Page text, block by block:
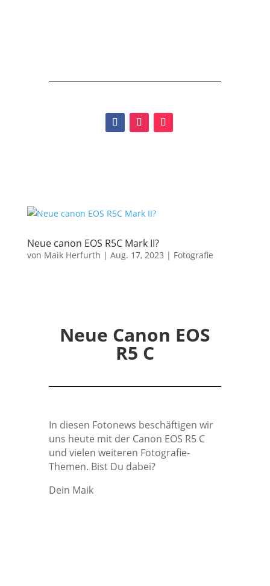
Neue canon EOS R5C Mark II?
von Maik Herfurth | Aug. 17, 2023 | Fotografie
Neue Canon EOS
R5 C
In diesen Fotonews beschäftigen wir
uns heute mit der Canon EOS R5 C
und vielen weiteren Fotografie-
Themen. Bist Du dabei?
Dein Maik